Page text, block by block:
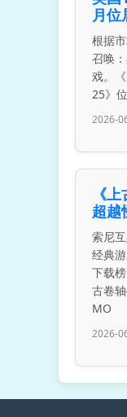
月位
根据
召唤
戏。
25》
2026-
《
超越
索尼
经典
下载
古卷
MO
2026-